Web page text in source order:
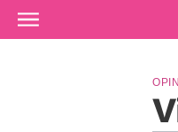
Ir al contenido principal